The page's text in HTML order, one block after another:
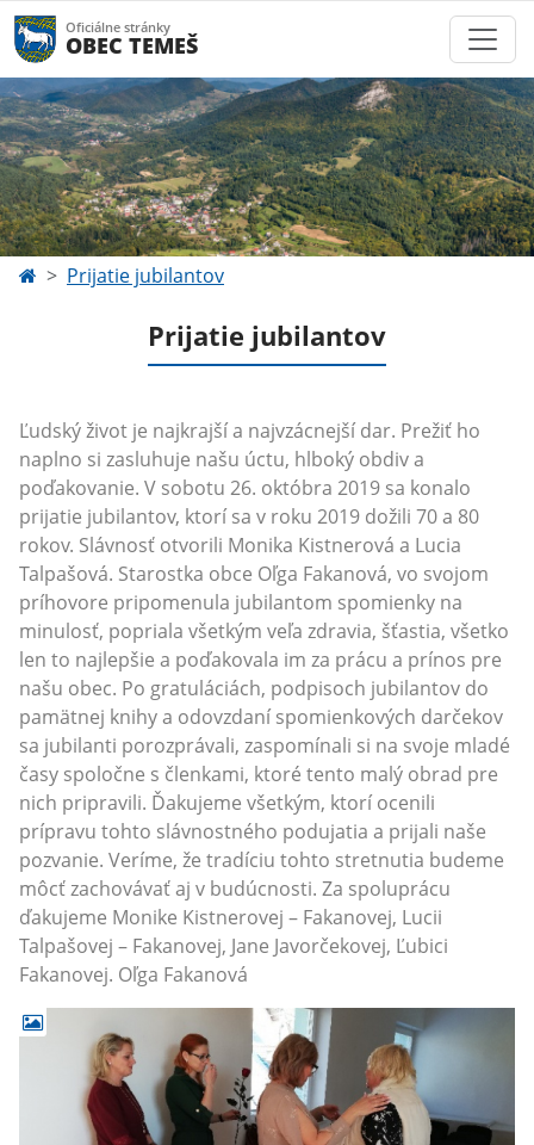
Oficiálne stránky
OBEC TEMEŠ
Prijatie jubilantov
Prijatie jubilantov
Ľudský život je najkrajší a najvzácnejší dar. Prežiť ho
naplno si zasluhuje našu úctu, hlboký obdiv a
poďakovanie. V sobotu 26. októbra 2019 sa konalo
prijatie jubilantov, ktorí sa v roku 2019 dožili 70 a 80
rokov. Slávnosť otvorili Monika Kistnerová a Lucia
Talpašová. Starostka obce Oľga Fakanová, vo svojom
príhovore pripomenula jubilantom spomienky na
minulosť, popriala všetkým veľa zdravia, šťastia, všetko
len to najlepšie a poďakovala im za prácu a prínos pre
našu obec. Po gratuláciách, podpisoch jubilantov do
pamätnej knihy a odovzdaní spomienkových darčekov
sa jubilanti porozprávali, zaspomínali si na svoje mladé
časy spoločne s členkami, ktoré tento malý obrad pre
nich pripravili. Ďakujeme všetkým, ktorí ocenili
prípravu tohto slávnostného podujatia a prijali naše
pozvanie. Veríme, že tradíciu tohto stretnutia budeme
môcť zachovávať aj v budúcnosti. Za spoluprácu
ďakujeme Monike Kistnerovej – Fakanovej, Lucii
Talpašovej – Fakanovej, Jane Javorčekovej, Ľubici
Fakanovej. Oľga Fakanová